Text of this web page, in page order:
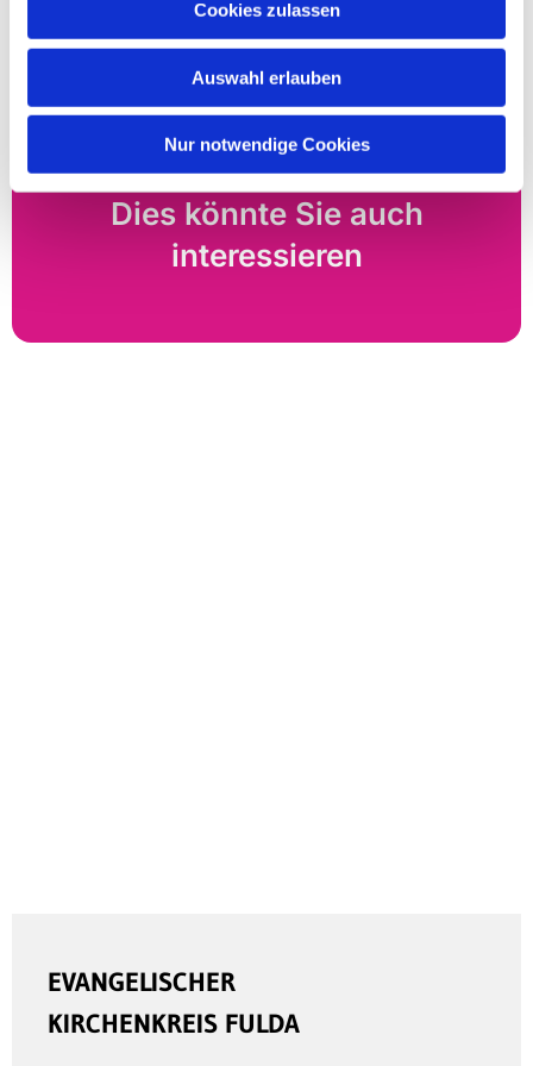
Cookies zulassen
Auswahl erlauben
Nur notwendige Cookies
Dies könnte Sie auch
interessieren
EVANGELISCHER
KIRCHENKREIS FULDA